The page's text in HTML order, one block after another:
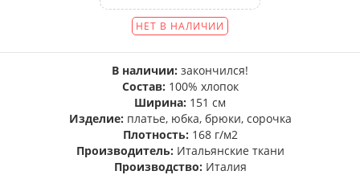
НЕТ В НАЛИЧИИ
В наличии: закончился!
Состав: 100% хлопок
Ширина: 151 см
Изделие: платье, юбка, брюки, сорочка
Плотность: 168 г/м2
Производитель: Итальянские ткани
Производство: Италия